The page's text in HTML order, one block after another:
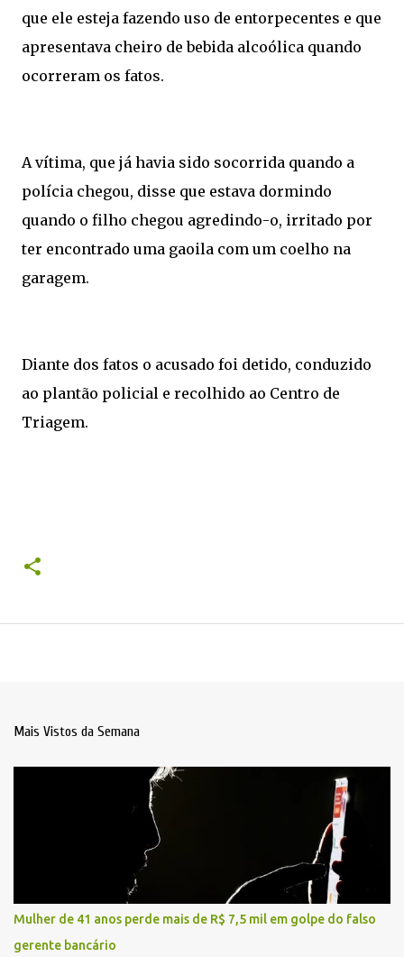
que ele esteja fazendo uso de entorpecentes e que
apresentava cheiro de bebida alcoólica quando
ocorreram os fatos.
A vítima, que já havia sido socorrida quando a
polícia chegou, disse que estava dormindo
quando o filho chegou agredindo-o, irritado por
ter encontrado uma gaoila com um coelho na
garagem.
Diante dos fatos o acusado foi detido, conduzido
ao plantão policial e recolhido ao Centro de
Triagem.
Mais Vistos da Semana
Mulher de 41 anos perde mais de R$ 7,5 mil em golpe do falso
gerente bancário